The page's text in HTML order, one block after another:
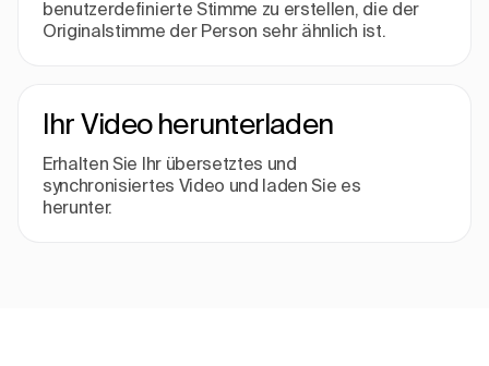
benutzerdefinierte Stimme zu erstellen, die der
Originalstimme der Person sehr ähnlich ist.
Ihr Video herunterladen
Erhalten Sie Ihr übersetztes und
synchronisiertes Video und laden Sie es
herunter.